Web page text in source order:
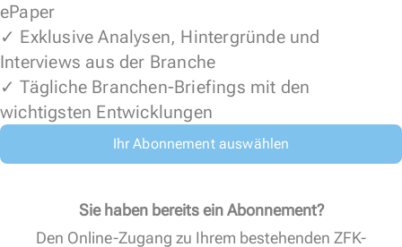
ePaper
✓ Exklusive Analysen, Hintergründe und
Interviews aus der Branche
✓ Tägliche Branchen-Briefings mit den
wichtigsten Entwicklungen
Ihr Abonnement auswählen
Sie haben bereits ein Abonnement?
Den Online-Zugang zu Ihrem bestehenden ZFK-